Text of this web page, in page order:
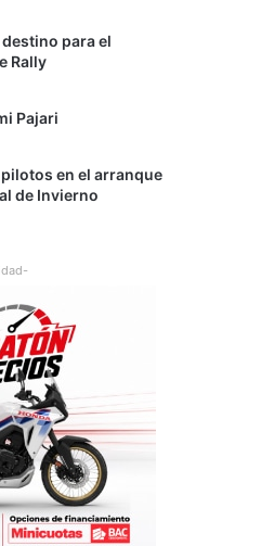
para el
Rally
Pajari
en el arranque
de Invierno